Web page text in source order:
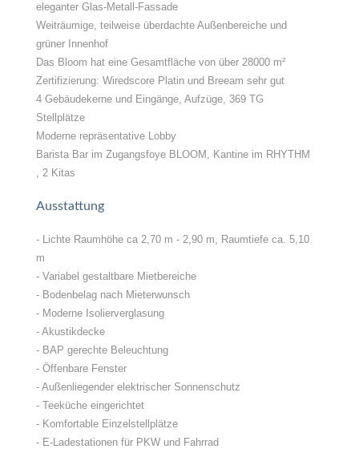
eleganter Glas-Metall-Fassade
Weiträumige, teilweise überdachte Außenbereiche und
grüner Innenhof
Das Bloom hat eine Gesamtfläche von über 28000 m²
Zertifizierung: Wiredscore Platin und Breeam sehr gut
4 Gebäudekerne und Eingänge, Aufzüge, 369 TG
Stellplätze
Moderne repräsentative Lobby
Barista Bar im Zugangsfoye BLOOM, Kantine im RHYTHM
, 2 Kitas
Ausstattung
- Lichte Raumhöhe ca 2,70 m - 2,90 m, Raumtiefe ca. 5,10
m
- Variabel gestaltbare Mietbereiche
- Bodenbelag nach Mieterwunsch
- Moderne Isolierverglasung
- Akustikdecke
- BAP gerechte Beleuchtung
- Öffenbare Fenster
- Außenliegender elektrischer Sonnenschutz
- Teeküche eingerichtet
- Komfortable Einzelstellplätze
- E-Ladestationen für PKW und Fahrrad